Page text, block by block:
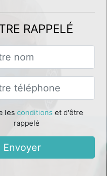
RAPPELÉ
les conditions et d'être
rappelé
Envoyer